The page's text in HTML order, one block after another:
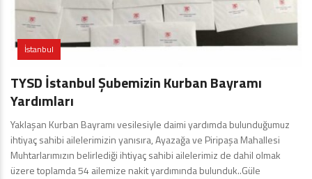
İstanbul
TYSD İstanbul Şubemizin Kurban Bayramı
Yardımları
Yaklaşan Kurban Bayramı vesilesiyle daimi yardımda bulunduğumuz
ihtiyaç sahibi ailelerimizin yanısıra, Ayazağa ve Piripaşa Mahallesi
Muhtarlarımızın belirlediği ihtiyaç sahibi ailelerimiz de dahil olmak
üzere toplamda 54 ailemize nakit yardımında bulunduk..Güle